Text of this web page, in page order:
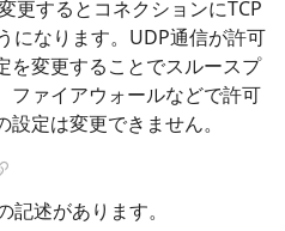
更するとコネクションにTCP
になります。UDP通信が許可
を変更することでスルースプ
ファイアウォールなどで許可
定は変更できません。
述があります。